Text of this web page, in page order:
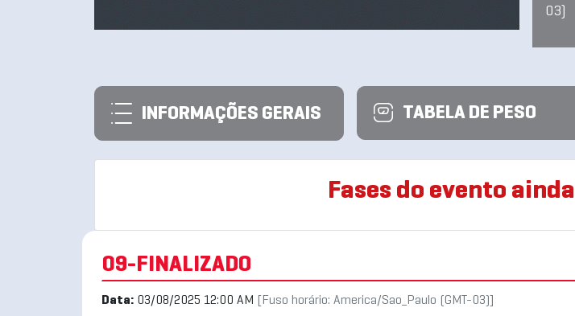
03)
INFORMAÇÕES GERAIS TABELA DE PESO
Fases do evento
09-FINALIZADO
Data: 03/08/2025 12:00 AM [Fuso horário: America/Sao_Paulo (GMT-03)]